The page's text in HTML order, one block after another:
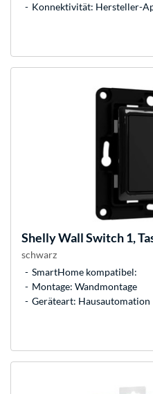
Konnektivität: Hersteller-
ShellyWall Switch 1,
schwarz
SmartHome kompatibel:
Montage: Wandmontage
Geräteart: Hausautomation